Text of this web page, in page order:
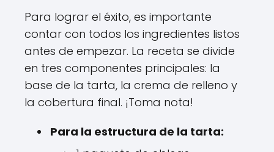
Para lograr el éxito, es importante
contar con todos los ingredientes listos
antes de empezar. La receta se divide
en tres componentes principales: la
base de la tarta, la crema de relleno y
la cobertura final. ¡Toma nota!
Para la estructura de la tarta: